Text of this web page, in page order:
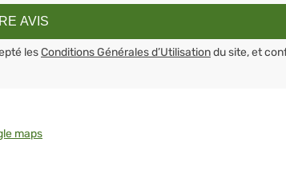
lesConditions Générales d’Utilisationdu site, et
maps